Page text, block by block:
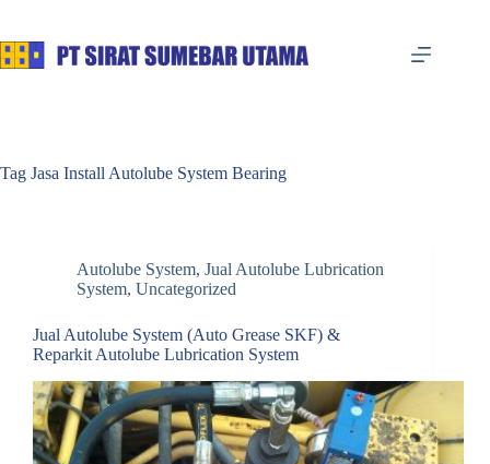
content
Tag Jasa Install Autolube System Bearing
Autolube System, Jual Autolube Lubrication
System, Uncategorized
Jual Autolube System (Auto Grease SKF) &
Reparkit Autolube Lubrication System